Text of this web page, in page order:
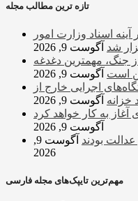
تازه ترین مطالب مجله
آینه اسناد وزارت امور
شد آگوست 9, 2026
جنگ، مهمترین دغدغه
است آگوست 9, 2026
اجرایی خارج از
آگوست 9, 2026
به کار خواهد کرد
آگوست 9, 2026
عدالت بودند
آگوست 9,
2026
مهم‌ترین تایپک‌های مجله فارسی